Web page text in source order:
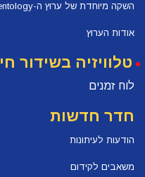
השקה מיוחדת של ערוץ ה-Scientology
אודות הערוץ
טלוויזיה בשידור חי
לוח זמנים
חדר חדשות
הודעות לעיתונות
משאבים לקידום